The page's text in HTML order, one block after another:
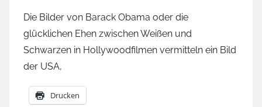
Die Bilder von Barack Obama oder die
glücklichen Ehen zwischen Weißen und
Schwarzen in Hollywoodfilmen vermitteln ein Bild
der USA,
Drucken